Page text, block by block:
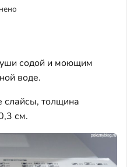
содой и моющим
воде.
слайсы, толщина
см.